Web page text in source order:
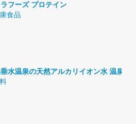
フーズ プロテイン
食品
水温泉の天然アルカリイオン水 温泉水